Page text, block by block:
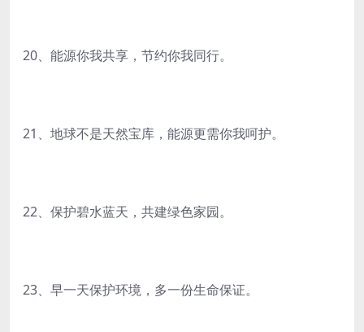
20、能源你我共享，节约你我同行。
21、地球不是天然宝库，能源更需你我呵护。
22、保护碧水蓝天，共建绿色家园。
23、早一天保护环境，多一份生命保证。